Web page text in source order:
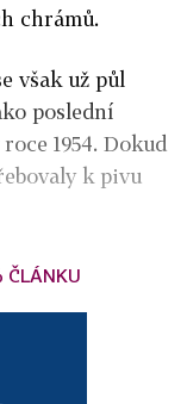
chrámů.
však už půl
poslední
1954. Dokud
k pivu
ČLÁNKU